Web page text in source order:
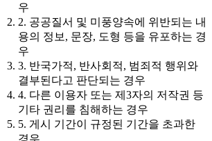
우
2. 공공질서 및 미풍양속에 위반되는 내
용의 정보, 문장, 도형 등을 유포하는 경
우
3. 반국가적, 반사회적, 범죄적 행위와
결부된다고 판단되는 경우
4. 다른 이용자 또는 제3자의 저작권 등
기타 권리를 침해하는 경우
5. 게시 기간이 규정된 기간을 초과한
경우